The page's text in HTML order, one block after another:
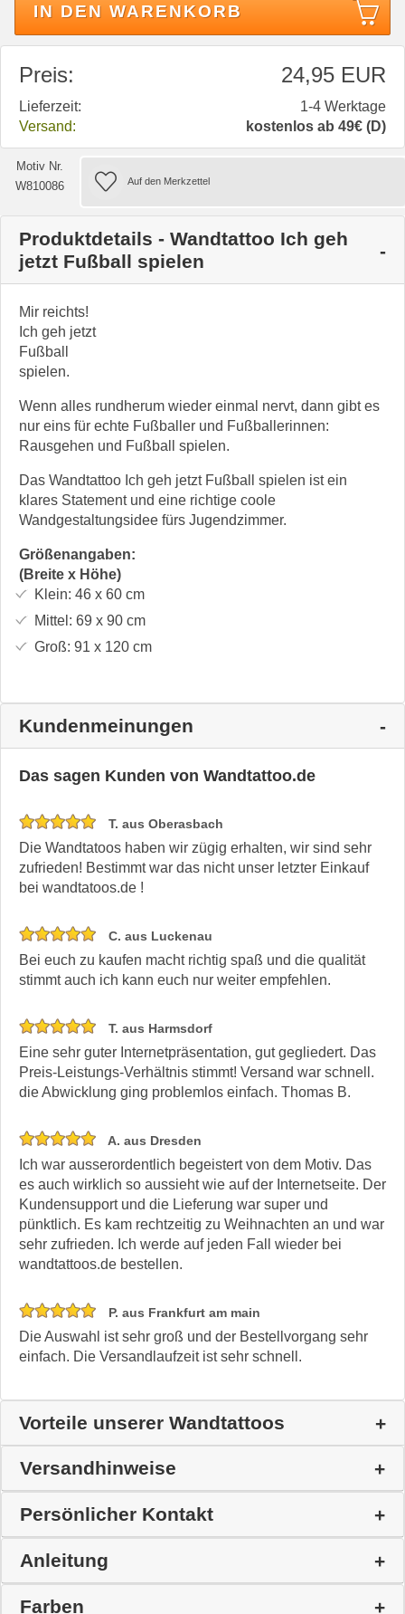
IN DEN WARENKORB
Preis: 24,95 EUR
Lieferzeit:
1-4 Werktage
Versand:
kostenlos ab 49€ (D)
Motiv Nr.
W810086
Produktdetails - Wandtattoo Ich geh
jetzt Fußball spielen
Mir reichts!
Ich geh jetzt
Fußball
spielen.
Wenn alles rundherum wieder einmal nervt, dann gibt es
nur eins für echte Fußballer und Fußballerinnen:
Rausgehen und Fußball spielen.
Das Wandtattoo Ich geh jetzt Fußball spielen ist ein
klares Statement und eine richtige coole
Wandgestaltungsidee fürs Jugendzimmer.
Größenangaben:
(Breite x Höhe)
Klein: 46 x 60cm
Mittel: 69 x 90cm
Groß: 91 x 120cm
Kundenmeinungen
Das sagen Kunden von Wandtattoo.de
T. aus Oberasbach
Die Wandtatoos haben wir zügig erhalten, wir sind sehr
zufrieden! Bestimmt war das nicht unser letzter Einkauf
bei wandtatoos.de !
C. aus Luckenau
Bei euch zu kaufen macht richtig spaß und die qualität
stimmt auch ich kann euch nur weiter empfehlen.
T. aus Harmsdorf
Eine sehr guter Internetpräsentation, gut gegliedert. Das
Preis-Leistungs-Verhältnis stimmt! Versand war schnell.
die Abwicklung ging problemlos einfach. Thomas B.
A. aus Dresden
Ich war ausserordentlich begeistert von dem Motiv. Das
es auch wirklich so aussieht wie auf der Internetseite. Der
Kundensupport und die Lieferung war super und
pünktlich. Es kam rechtzeitig zu Weihnachten an und war
sehr zufrieden. Ich werde auf jeden Fall wieder bei
wandtattoos.de bestellen.
P. aus Frankfurt am main
Die Auswahl ist sehr groß und der Bestellvorgang sehr
einfach. Die Versandlaufzeit ist sehr schnell.
Vorteile unserer Wandtattoos
Versandhinweise
Persönlicher Kontakt
Anleitung
Farben